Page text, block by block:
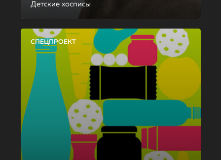
Детские хосписы
СПЕЦПРОЕКТ